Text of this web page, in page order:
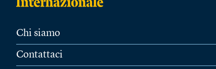
Chi siamo
Contattaci